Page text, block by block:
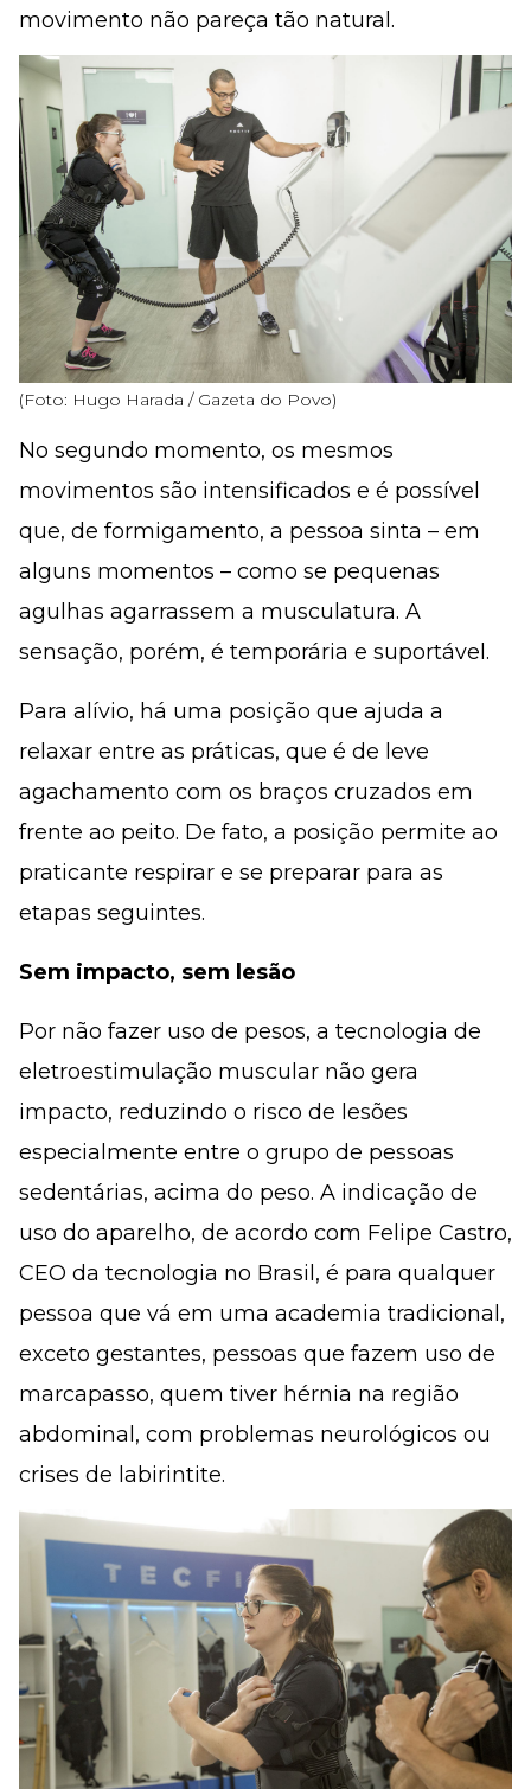
movimento não pareça tão natural.
(Foto: Hugo Harada / Gazeta do Povo)
No segundo momento, os mesmos
movimentos são intensificados e é possível
que, de formigamento, a pessoa sinta – em
alguns momentos – como se pequenas
agulhas agarrassem a musculatura. A
sensação, porém, é temporária e suportável.
Para alívio, há uma posição que ajuda a
relaxar entre as práticas, que é de leve
agachamento com os braços cruzados em
frente ao peito. De fato, a posição permite ao
praticante respirar e se preparar para as
etapas seguintes.
Sem impacto, sem lesão
Por não fazer uso de pesos, a tecnologia de
eletroestimulação muscular não gera
impacto, reduzindo o risco de lesões
especialmente entre o grupo de pessoas
sedentárias, acima do peso. A indicação de
uso do aparelho, de acordo com Felipe Castro,
CEO da tecnologia no Brasil, é para qualquer
pessoa que vá em uma academia tradicional,
exceto gestantes, pessoas que fazem uso de
marcapasso, quem tiver hérnia na região
abdominal, com problemas neurológicos ou
crises de labirintite.